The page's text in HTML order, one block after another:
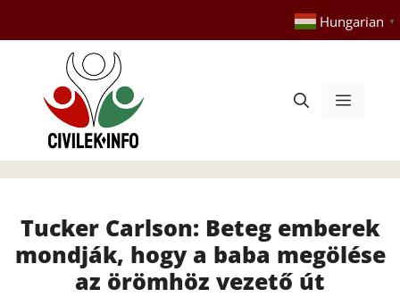
tartalomba
Hungarian ▼
Menü
Tucker Carlson: Beteg emberek
mondják, hogy a baba megölése
az örömhöz vezető út